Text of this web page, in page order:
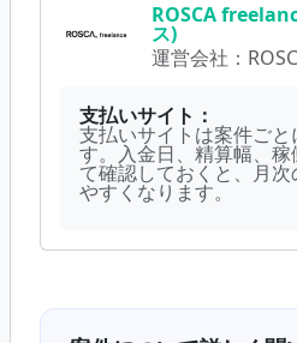
ROSCA
ス)
運営会社：
支払いサイト：
支払いサイトは案件ご
す。入金日、精算幅、
て確認しておくと、月
やすくなります。